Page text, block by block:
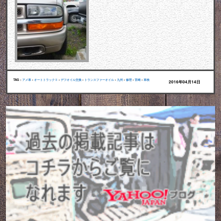
TAG : アメ車 • オートトラックⅡ • デフオイル交換 • トランスファーオイル • 九州 • 修理 • 宮崎 • 車検 2016年04月14日